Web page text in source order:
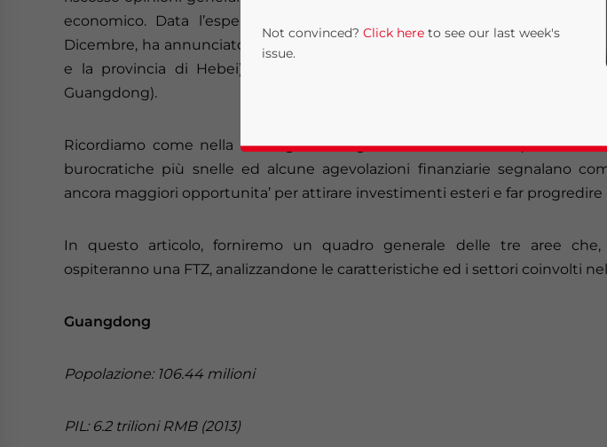
economico. Data l’esperienza positiva di Shanghai, il premier cinese
Dicembre, ha annunciato il lancio di tre nuove FTZ. Esse copriranno la baia
e la provincia di Hebei), Xiamen (nella provincia del Fujian) e l’area
Guangdong).
Ricordiamo come nella FTZ viga una legislazione diversa da quella del
burocratiche più snelle ed alcune agevolazioni finanziarie segnalano
ancora maggiori opportunita’ per attirare investimenti esteri e far
In questo articolo, forniremo un quadro generale delle tre aree
ospiteranno una FTZ, analizzandone le caratteristiche ed i settori coinvolti
Guangdong
Popolazione: 106.44 milioni
PIL: 6.2 trilioni RMB (2013)
Not convinced? Click here to see our last week's
issue.
Yes, I have read thePrivacy Policy